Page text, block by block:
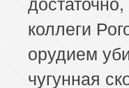
коллеги
орудием
чугунная